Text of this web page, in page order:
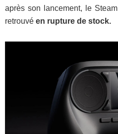
après son lancement, le
retrouvé en rupture de stock.